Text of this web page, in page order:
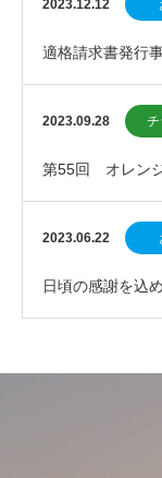
2023.12.12
適格請求書発行
2023.09.28
第55回 オレン
2023.06.22
日頃の感謝を込